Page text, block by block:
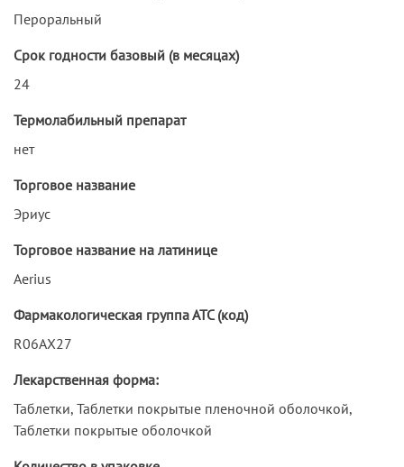
Пероральный
Срок годности базовый (в месяцах)
24
Термолабильный препарат
нет
Торговое название
Эриус
Торговое название на латинице
Aerius
Фармакологическая группа АТС (код)
R06AX27
Лекарственная форма:
Таблетки, Таблетки покрытые пленочной оболочкой,
Таблетки покрытые оболочкой